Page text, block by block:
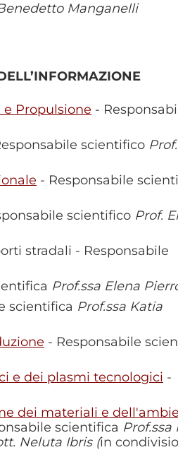
Manganelli
Propulsione -
scientifico Prof.
- Responsabile
scientifico Prof.
stradali - Responsabile
Prof.ssa Elena
scientifica Prof.ssa Katia
- Responsabile
e dei plasmi tecnologici -
dei materiali e
scientifica Prof.ssa
Neluta Ibris (in